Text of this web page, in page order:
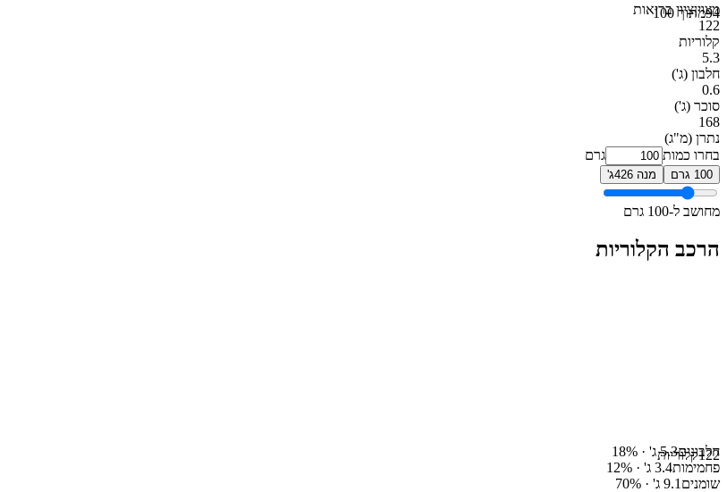
94מתוך 100מצויןציון בריאות
122
קלוריות
5.3
חלבון (ג')
0.6
סוכר (ג')
168
נתרן (מ"ג)
בחרו כמות
גרם
100 גרם מנה 426ג'
מחושב ל-100 גרם
הרכב הקלוריות
122קלוריותחלבונים5.3ג' · 18%
פחמימות3.4 ג' · 12%
שומנים 9.1 ג' · 70%